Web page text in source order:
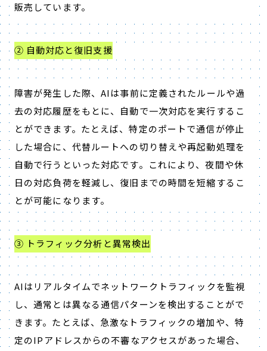
販売しています。
② 自動対応と復旧支援
障害が発生した際、AIは事前に定義されたルールや過
去の対応履歴をもとに、自動で一次対応を実行するこ
とができます。たとえば、特定のポートで通信が停止
した場合に、代替ルートへの切り替えや再起動処理を
自動で行うといった対応です。これにより、夜間や休
日の対応負荷を軽減し、復旧までの時間を短縮するこ
とが可能になります。
③ トラフィック分析と異常検出
AIはリアルタイムでネットワークトラフィックを監視
し、通常とは異なる通信パターンを検出することがで
きます。たとえば、急激なトラフィックの増加や、特
定のIP アドレスからの不審なアクセスがあった場合、